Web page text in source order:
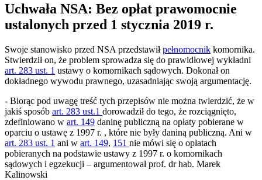
Uchwała NSA: Bez opłat prawomocnie
ustalonych przed 1 stycznia 2019 r.
Swoje stanowisko przed NSA przedstawiłpełnomocnik komornika.
Stwierdził on, że problem sprowadza się do prawidłowej wykładni
art. 283 ust. 1 ustawy o komornikach sądowych. Dokonał on
dokładnego wywodu prawnego, uzasadniając swoją argumentację.
- Biorąc pod uwagę treść tych przepisów nie można twierdzić, że w
jakiś sposób art. 283 ust.1 dorowadził do tego, że rozciągnięto,
zdefiniowano w art. 149 daninę publiczną na opłaty pobierane w
oparciu o ustawę z 1997 r. , które nie były daniną publiczną. Ani w
art. 283 ust. 1 ani w art. 149, 151 nie mówi się o opłatach
pobieranych na podstawie ustawy z 1997 r. o komornikach
sądowych i egzekucji – argumentował prof. dr hab. Marek
Kalinowski